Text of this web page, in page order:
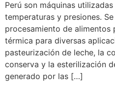
Perú son máquinas
temperaturas y presiones.
procesamiento de alimentos
térmica para diversas
pasteurización de leche, la
conserva y la esterilización
generado por las […]